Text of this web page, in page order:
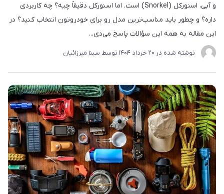
و آبی، اسنورکل (Snorkel) است. اما اسنورکل دقیقاً چیه؟ چه کاربردی
داره؟ و چطور باید مناسب‌ترین مدل رو برای خودروتون انتخاب کنید؟ در
این مقاله به همه این سؤالات پاسخ می‌دی...
نوشته شده در 20 خرداد 1404 توسط سینا میرزائیان